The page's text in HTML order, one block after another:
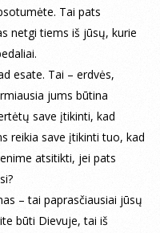
Tai pats
netgi tiems iš jūsų, kurie
esate. Tai – erdvės,
jums būtina
save įtikinti, kad
reikia save įtikinti tuo, kad
atsitikti, jei pats
– tai paprasčiausiai jūsų
būti Dievuje, tai iš